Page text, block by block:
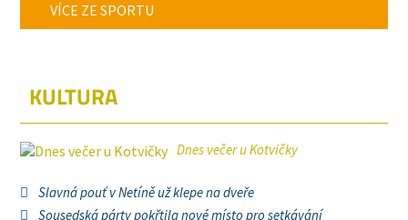
VÍCE ZE SPORTU
KULTURA
Dnes večer u Kotvičky
Slavná pouť v Netíně už klepe na dveře
Sousedská párty pokřtila nové místo pro setkávání